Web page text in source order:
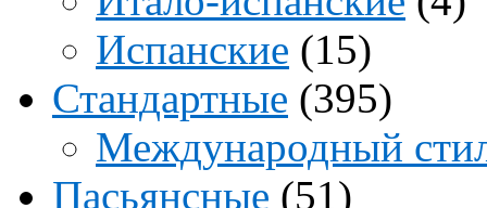
Испанские (15)
Стандартные (395)
Международный
Пасьянсные (51)